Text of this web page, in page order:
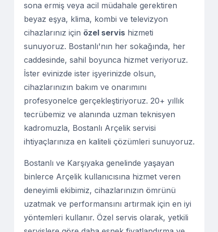
sona ermiş veya acil müdahale gerektiren
beyaz eşya, klima, kombi ve televizyon
cihazlarınız için özel servishizmeti
sunuyoruz. Bostanlı'nın her sokağında, her
caddesinde, sahil boyunca hizmet veriyoruz.
İster evinizde ister işyerinizde olsun,
cihazlarınızın bakım ve onarımını
profesyonelce gerçekleştiriyoruz. 20+ yıllık
tecrübemiz ve alanında uzman teknisyen
kadromuzla, Bostanlı Arçelik servisi
ihtiyaçlarınıza en kaliteli çözümleri sunuyoruz.
Bostanlı ve Karşıyaka genelinde yaşayan
binlerce Arçelik kullanıcısına hizmet veren
deneyimli ekibimiz, cihazlarınızın ömrünü
uzatmak ve performansını artırmak için en iyi
yöntemleri kullanır. Özel servis olarak, yetkili